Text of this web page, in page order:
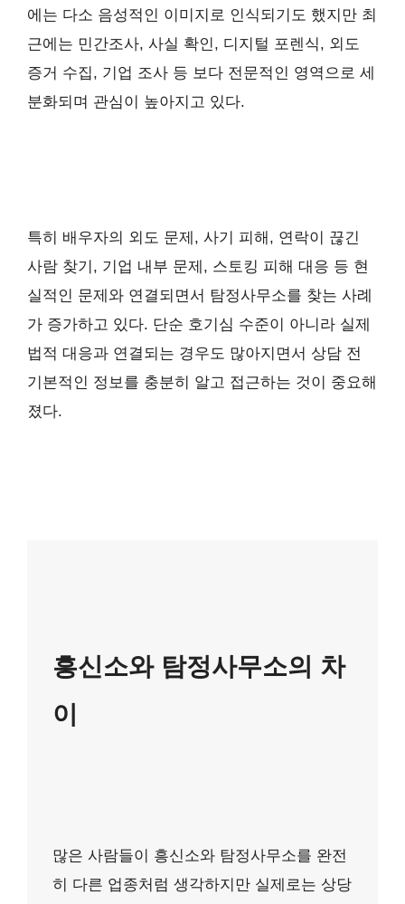
에는 다소 음성적인 이미지로 인식되기도 했지만 최
근에는 민간조사, 사실 확인, 디지털 포렌식, 외도
증거 수집, 기업 조사 등 보다 전문적인 영역으로 세
분화되며 관심이 높아지고 있다.
특히 배우자의 외도 문제, 사기 피해, 연락이 끊긴
사람 찾기, 기업 내부 문제, 스토킹 피해 대응 등 현
실적인 문제와 연결되면서 탐정사무소를 찾는 사례
가 증가하고 있다. 단순 호기심 수준이 아니라 실제
법적 대응과 연결되는 경우도 많아지면서 상담 전
기본적인 정보를 충분히 알고 접근하는 것이 중요해
졌다.
흥신소와 탐정사무소의 차
이
많은 사람들이 흥신소와 탐정사무소를 완전
히 다른 업종처럼 생각하지만 실제로는 상당